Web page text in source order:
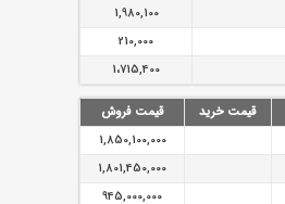
1,980,100
210,000
1،715,400
قیمت خرید
قیمت فروش
1,850,100,000
1,801,450,000
945,000,000